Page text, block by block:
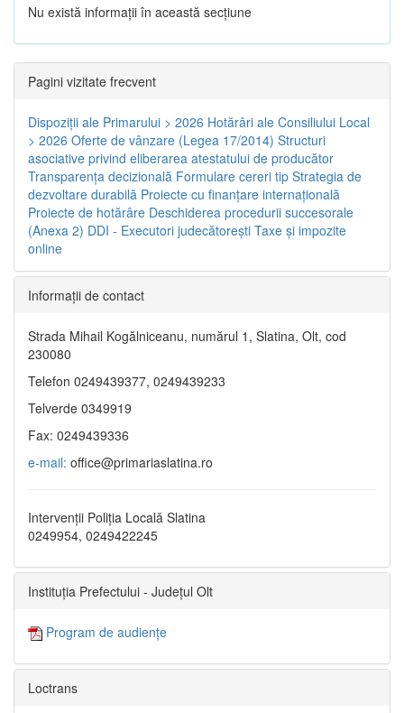
Nu există informații în această secțiune
Pagini vizitate frecvent
Dispoziţii ale Primarului > 2026 Hotărâri ale Consiliului Local
> 2026 Oferte de vânzare (Legea 17/2014) Structuri
asociative privind eliberarea atestatului de producător
Transparenţa decizională Formulare cereri tip Strategia de
dezvoltare durabilă Proiecte cu finanţare internaţională
Proiecte de hotărâre Deschiderea procedurii succesorale
(Anexa 2) DDI - Executori judecătorești Taxe şi impozite
online
Informaţii de contact
Strada Mihail Kogălniceanu, numărul 1, Slatina, Olt, cod
230080
Telefon 0249439377, 0249439233
Telverde 0349919
Fax: 0249439336
e-mail: office@primariaslatina.ro
Intervenții Poliția Locală Slatina
0249954, 0249422245
Instituția Prefectului - Județul Olt
Program de audiențe
Loctrans